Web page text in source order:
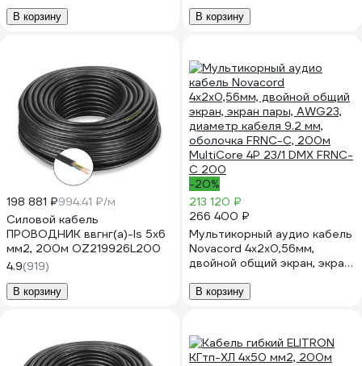
В корзину В корзину
198 881 ₽994.41 ₽/м
Силовой кабель
ПРОВОДНИК ввгнг(a)-ls 5x6
мм2, 200м OZ219926L200
4.9(919)
В корзину
-20%
213 120 ₽
266 400 ₽
Мультикорный аудио кабель
Novacord 4x2х0,56мм,
двойной общий экран, экран
кабеля 9.2 мм, оболочка
В корзину